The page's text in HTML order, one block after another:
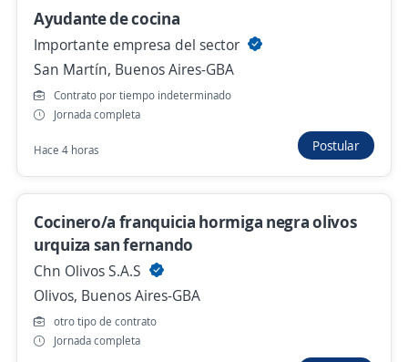
Beccar, Buenos Aires-GBA
$ 1.320.000,00 (Mensual)
Más de 30 días
bachero/a
Villa Ballester, Buenos Aires-GBA
$ 900.000,00 (Mensual)
Más de 30 días
ayudante de cocina
Exquisito Lunchtime
Ayudante de cocina
Importante empresa del sector
San Martín, Buenos Aires-GBA
Contrato por tiempo indeterminado
Jornada completa
Hace 4 horas Postular
Cocinero/a franquicia hormiga negra olivos
urquiza san fernando
Chn Olivos S.A.S
Olivos, Buenos Aires-GBA
otro tipo de contrato
Jornada completa